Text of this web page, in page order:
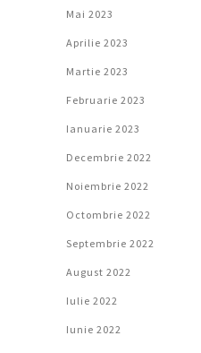
Mai 2023
Aprilie 2023
Martie 2023
Februarie 2023
Ianuarie 2023
Decembrie 2022
Noiembrie 2022
Octombrie 2022
Septembrie 2022
August 2022
Iulie 2022
Iunie 2022